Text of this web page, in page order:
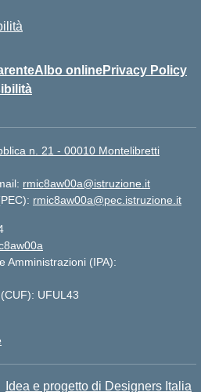
Albo onlinePrivacy Policy
n. 21 - 00010 Montelibretti
rmic8aw00a@istruzione.it
rmic8aw00a@pec.istruzione.it
Amministrazioni (IPA):
UFUL43
Idea e progetto di Designers Italia